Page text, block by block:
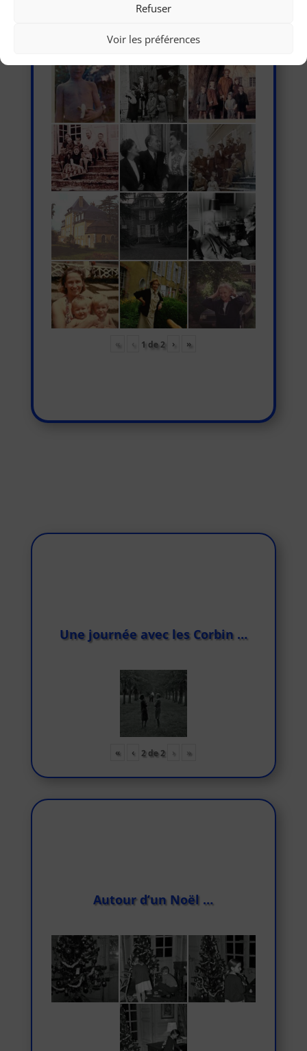
Refuser
Voir les préférences
« ‹ 1 de2 › »
Une journée avec les Corbin …
« ‹ 2 de 2 › »
Autour d’un Noël …